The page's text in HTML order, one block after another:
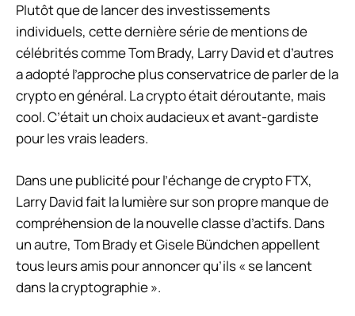
Plutôt que de lancer des investissements
individuels, cette dernière série de mentions de
célébrités comme Tom Brady, Larry David et d’autres
a adopté l’approche plus conservatrice de parler de la
crypto en général. La crypto était déroutante, mais
cool. C’était un choix audacieux et avant-gardiste
pour les vrais leaders.
Dans une publicité pour l’échange de crypto FTX,
Larry David fait la lumière sur son propre manque de
compréhension de la nouvelle classe d’actifs. Dans
un autre, Tom Brady et Gisele Bündchen appellent
tous leurs amis pour annoncer qu’ils « se lancent
dans la cryptographie ».